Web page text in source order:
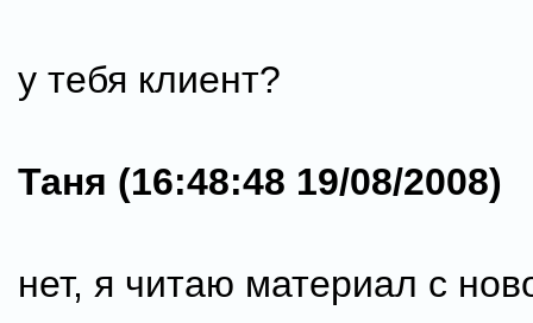
у тебя клиент?
Таня (16:48:48 19/08/2008)
нет, я читаю материал с